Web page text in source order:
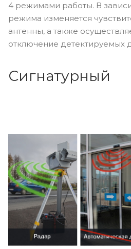
4 режимами работы. В
режима изменяется
антенны, а также
отключение детектируемых
Сигнатурный